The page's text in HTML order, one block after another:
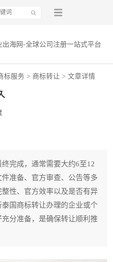
出海网-全球公司注册一站式平台
标服务 > 商标转让 > 文章详情
完成，通常需要大约6至12
准备、官方审查、公告等多
性、官方效率以及是否有异
国商标转让办理的企业或个
分准备，是确保转让顺利推